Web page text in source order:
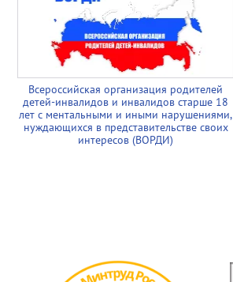
Всероссийская организация родителей
детей-инвалидов и инвалидов старше 18
лет с ментальными и иными нарушениями,
нуждающихся в представительстве своих
интересов (ВОРДИ)